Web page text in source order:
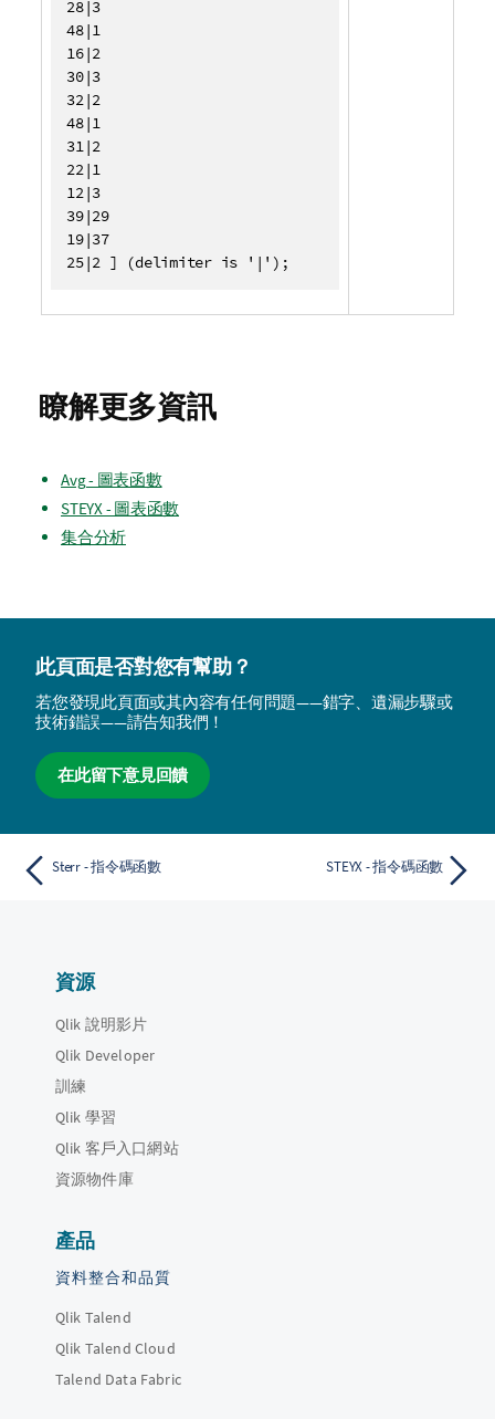
28|3
48|1
16|2
30|3
32|2
48|1
31|2
22|1
12|3
39|29
19|37
25|2 ] (delimiter is '|');
瞭解更多資訊
Avg - 圖表函數
STEYX - 圖表函數
集合分析
此頁面是否對您有幫助？
若您發現此頁面或其內容有任何問題——錯字、遺漏步驟或
技術錯誤——請告知我們！
在此留下意見回饋
Sterr - 指令碼函數 STEYX - 指令碼函數
資源
Qlik 說明影片
Qlik Developer
訓練
Qlik 學習
Qlik 客戶入口網站
資源物件庫
產品
資料整合和品質
Qlik Talend
Qlik Talend Cloud
Talend Data Fabric